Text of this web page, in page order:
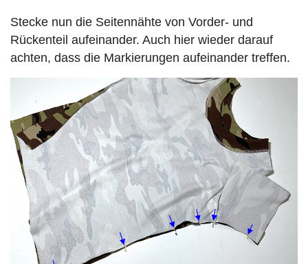
Stecke nun die Seitennähte von Vorder- und
Rückenteil aufeinander. Auch hier wieder darauf
achten, dass die Markierungen aufeinander treffen.